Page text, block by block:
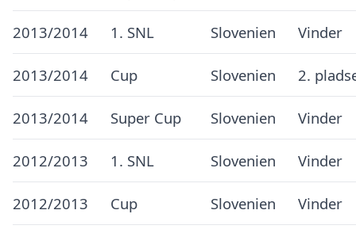
2013/2014 1. SNL Slovenien Vinder
2013/2014 Cup Slovenien 2.
2013/2014 Super Cup Slovenien Vinder
2012/2013 1. SNL Slovenien Vinder
2012/2013 Cup Slovenien Vinder